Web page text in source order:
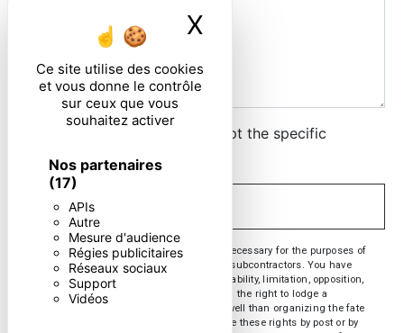
Ce site utilise des cookies
et vous donne le contrôle
sur ceux que vous
souhaitez activer
Nos partenaires
(17)
APIs
Autre
Mesure d'audience
Régies publicitaires
Réseaux sociaux
Support
Vidéos
X
By checking this box, I accept the specific
conditions below **
** The personal data communicated are necessary for the purposes of
contacting you. They are intended and its subcontractors. You have
rights of access, rectification, erasure, portability, limitation, opposition,
withdrawal of your consent at any time and the right to lodge a
complaint with a supervisory authority, as well than organizing the fate
of your post-mortem data. You can exercise these rights by post or by